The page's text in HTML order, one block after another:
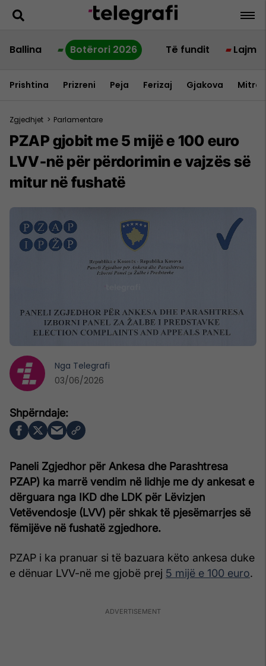
Ballina Botërori 2026 Të fundit Lajme
Prishtina Prizreni Peja Ferizaj Gjakova
Zgjedhjet > Parlamentare
PZAP gjobit me 5 mijë e 100 euro
LVV-në për përdorimin e vajzës së
mitur në fushatë
Paneli Zgjedhor për Ankesa dhe Parashtresa
PZAP) ka marrë vendim në lidhje me dy ankesat e
dërguara nga IKD dhe LDK për Lëvizjen
Vetëvendosje (LVV) për shkak të pjesëmarrjes së
fëmijëve në fushatë zgjedhore.
PZAP i ka pranuar si të bazuara këto ankesa duke
e dënuar LVV-në me gjobë prej 5 mijë e 100 euro.
Nga Telegrafi
03/06/2026